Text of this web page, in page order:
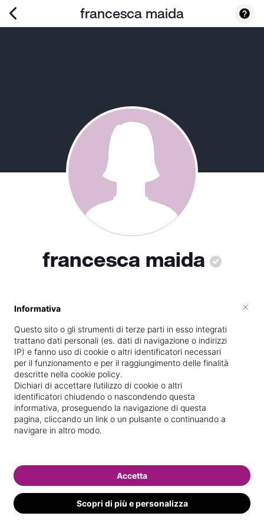
francesca maida
francesca maida
Vedi le informazioni di francesca
Informativa
Questo sito o gli strumenti di terze parti in esso integrati
trattano dati personali (es. dati di navigazione o indirizzi
IP) e fanno uso di cookie o altri identificatori necessari
per il funzionamento e per il raggiungimento delle finalità
descritte nella cookie policy.
Dichiari di accettare l’utilizzo di cookie o altri
identificatori chiudendo o nascondendo questa
informativa, proseguendo la navigazione di questa
pagina, cliccando un link o un pulsante o continuando a
navigare in altro modo.
Scopri di più e personalizza
Accetta
×